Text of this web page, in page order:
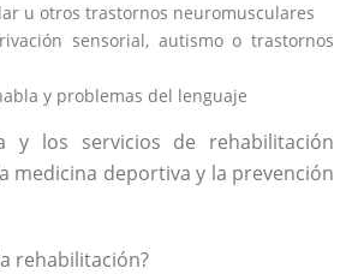
u otros trastornos neuromusculares
sensorial, autismo o trastornos
y problemas del lenguaje
y los servicios de rehabilitación
medicina deportiva y la prevención
rehabilitación?